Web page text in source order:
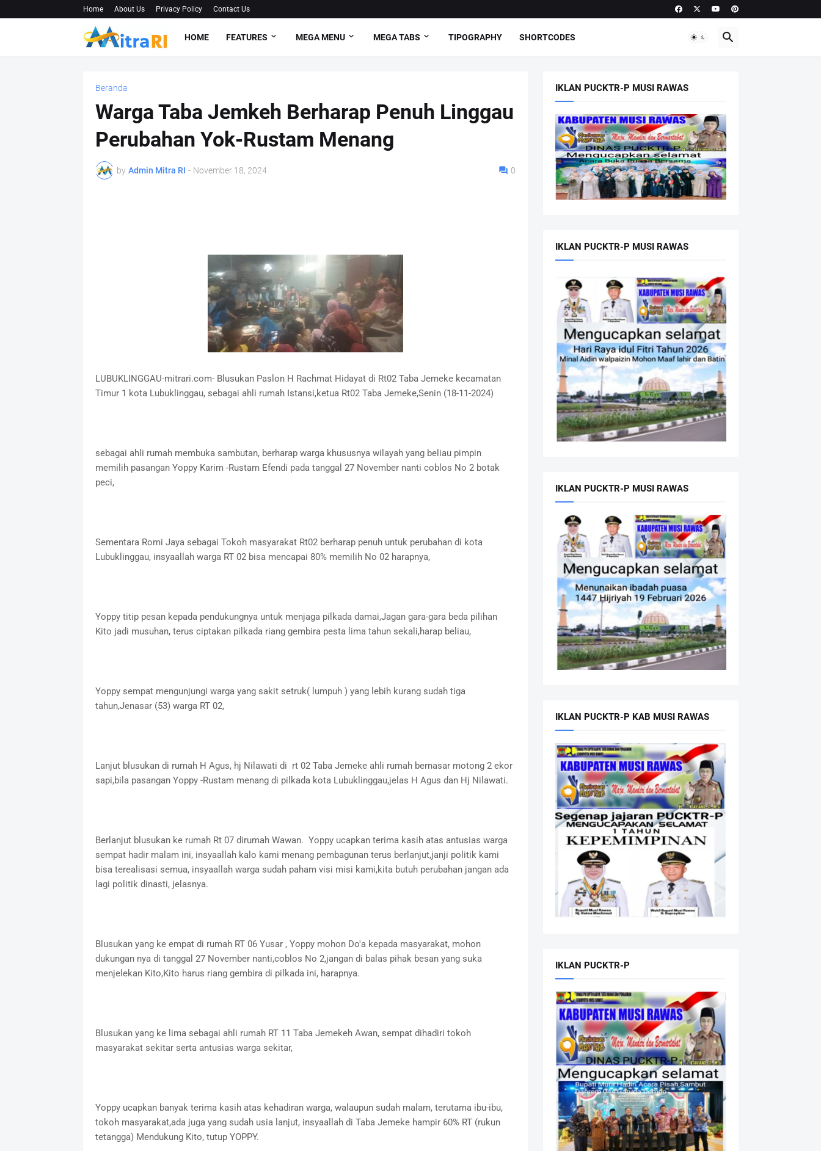
Home About Us Privacy Policy Contact Us
HOME FEATURES MEGA MENU MEGA TABS TIPOGRAPHY SHORTCODES
Beranda
Warga Taba Jemkeh Berharap Penuh Linggau
Perubahan Yok-Rustam Menang
by Admin Mitra RI - November 18, 2024 0
LUBUKLINGGAU-mitrari.com- Blusukan Paslon H Rachmat Hidayat di Rt02 Taba Jemeke kecamatan
Timur 1 kota Lubuklinggau, sebagai ahli rumah Istansi,ketua Rt02 Taba Jemeke,Senin (18-11-2024)
sebagai ahli rumah membuka sambutan, berharap warga khususnya wilayah yang beliau pimpin
memilih pasangan Yoppy Karim -Rustam Efendi pada tanggal 27 November nanti coblos No 2 botak
peci,
Sementara Romi Jaya sebagai Tokoh masyarakat Rt02 berharap penuh untuk perubahan di kota
Lubuklinggau, insyaallah warga RT 02 bisa mencapai 80% memilih No 02 harapnya,
Yoppy titip pesan kepada pendukungnya untuk menjaga pilkada damai,Jagan gara-gara beda pilihan
Kito jadi musuhan, terus ciptakan pilkada riang gembira pesta lima tahun sekali,harap beliau,
Yoppy sempat mengunjungi warga yang sakit setruk( lumpuh ) yang lebih kurang sudah tiga
tahun,Jenasar (53) warga RT 02,
Lanjut blusukan di rumah H Agus, hj Nilawati di rt 02 Taba Jemeke ahli rumah bernasar motong 2 ekor
sapi,bila pasangan Yoppy -Rustam menang di pilkada kota Lubuklinggau,jelas H Agus dan Hj Nilawati.
Berlanjut blusukan ke rumah Rt 07 dirumah Wawan. Yoppy ucapkan terima kasih atas antusias warga
sempat hadir malam ini, insyaallah kalo kami menang pembagunan terus berlanjut,janji politik kami
bisa terealisasi semua, insyaallah warga sudah paham visi misi kami,kita butuh perubahan jangan ada
lagi politik dinasti, jelasnya.
Blusukan yang ke empat di rumah RT 06 Yusar , Yoppy mohon Do'a kepada masyarakat, mohon
dukungan nya di tanggal 27 November nanti,coblos No 2,jangan di balas pihak besan yang suka
menjelekan Kito,Kito harus riang gembira di pilkada ini, harapnya.
Blusukan yang ke lima sebagai ahli rumah RT 11 Taba Jemekeh Awan, sempat dihadiri tokoh
masyarakat sekitar serta antusias warga sekitar,
Yoppy ucapkan banyak terima kasih atas kehadiran warga, walaupun sudah malam, terutama ibu-ibu,
tokoh masyarakat,ada juga yang sudah usia lanjut, insyaallah di Taba Jemeke hampir 60% RT (rukun
tetangga) Mendukung Kito, tutup YOPPY.
IKLAN PUCKTR-P MUSI RAWAS
IKLAN PUCKTR-P MUSI RAWAS
IKLAN PUCKTR-P MUSI RAWAS
IKLAN PUCKTR-P KAB MUSI RAWAS
IKLAN PUCKTR-P